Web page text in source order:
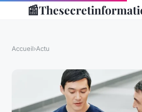
📰
Accueil›Actu